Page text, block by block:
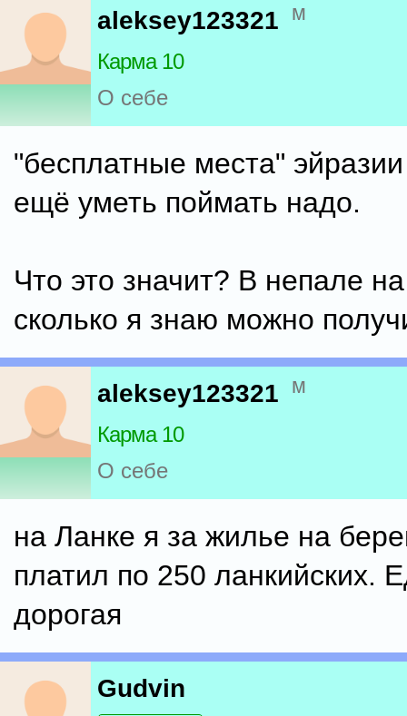
aleksey123321 м
Карма 10
О себе
"бесплатные места"
ещё уметь поймать надо.
Что это значит? В непале
сколько я знаю можно
aleksey123321 м
Карма 10
О себе
на Ланке я за жилье на
платил по 250 ланкийских.
дорогая
Gudvin